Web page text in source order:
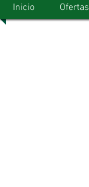
Inicio Ofertas